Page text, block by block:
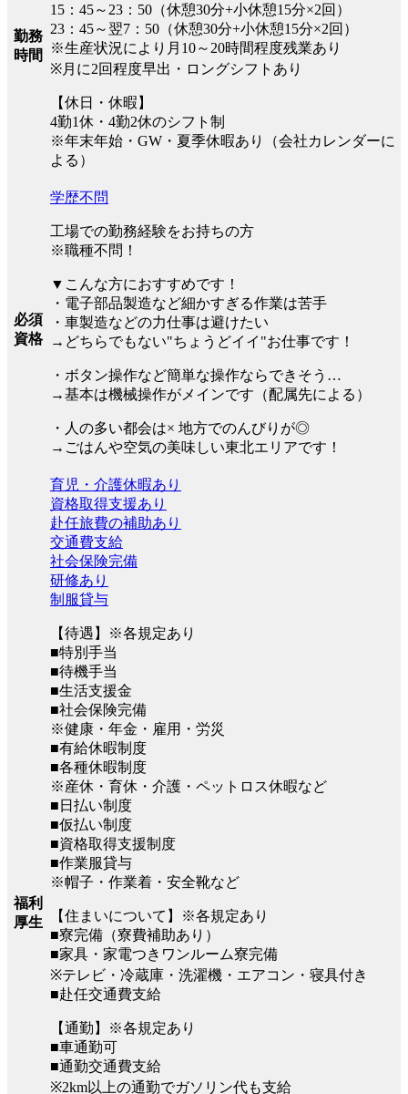
勤務
時間
15：45～23：50（休憩30分+小休憩15分×2回）
23：45～翌7：50（休憩30分+小休憩15分×2回）
※生産状況により月10～20時間程度残業あり
※月に2回程度早出・ロングシフトあり
【休日・休暇】
4勤1休・4勤2休のシフト制
※年末年始・GW・夏季休暇あり（会社カレンダーに
よる）
必須
資格
学歴不問
工場での勤務経験をお持ちの方
※職種不問！
▼こんな方におすすめです！
・電子部品製造など細かすぎる作業は苦手
・車製造などの力仕事は避けたい
→どちらでもない"ちょうどイイ"お仕事です！
・ボタン操作など簡単な操作ならできそう…
→基本は機械操作がメインです（配属先による）
・人の多い都会は× 地方でのんびりが◎
→ごはんや空気の美味しい東北エリアです！
福利
厚生
育児・介護休暇あり
資格取得支援あり
赴任旅費の補助あり
交通費支給
社会保険完備
研修あり
制服貸与
【待遇】※各規定あり
■特別手当
■待機手当
■生活支援金
■社会保険完備
※健康・年金・雇用・労災
■有給休暇制度
■各種休暇制度
※産休・育休・介護・ペットロス休暇など
■日払い制度
■仮払い制度
■資格取得支援制度
■作業服貸与
※帽子・作業着・安全靴など
【住まいについて】※各規定あり
■寮完備（寮費補助あり）
■家具・家電つきワンルーム寮完備
※テレビ・冷蔵庫・洗濯機・エアコン・寝具付き
■赴任交通費支給
【通勤】※各規定あり
■車通勤可
■通勤交通費支給
※2km以上の通勤でガソリン代も支給